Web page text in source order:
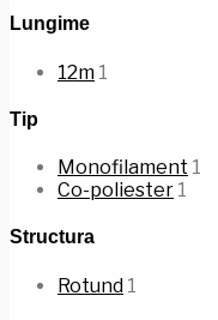
Lungime
12m 1
Tip
Monofilament 1
Co-poliester 1
Structura
Rotund 1